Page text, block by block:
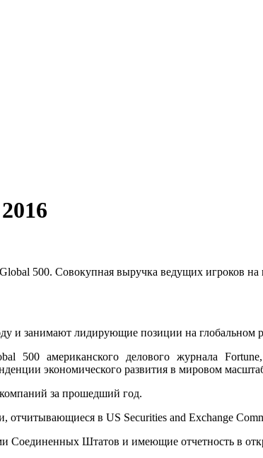
500. Совокупная выручка ведущих игроков на
и занимают лидирующие позиции на глобальном
500 американского делового журнала
экономического развития в мировом
за прошедший год.
отчитывающиеся в US Securities and Exchange
Соединенных Штатов и имеющие отчетность в